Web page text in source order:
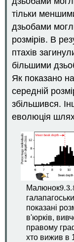
тільки
дзьобами
розмірів. В
птахів
більшими
Як показано
середній
збільшився.
еволюція
Малюнок9.3.
9.3.
показані
в'юрків,
правому
хто вижив в